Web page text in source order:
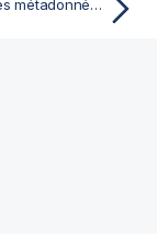
Configurer les métadonnées pour un fichier de sortie (Output) XML